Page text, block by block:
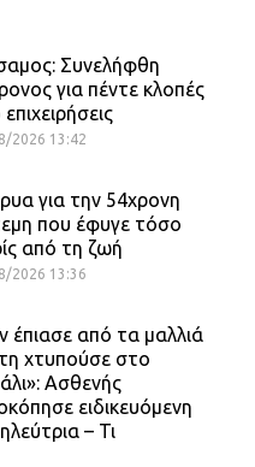
Συνελήφθη
για πέντε κλοπές
2026 13:42
για την 54χρονη
που έφυγε τόσο
από τη ζωή
2026 13:36
έπιασε από τα μαλλιά
χτυπούσε στο
Ασθενής
ειδικευόμενη
– Τι